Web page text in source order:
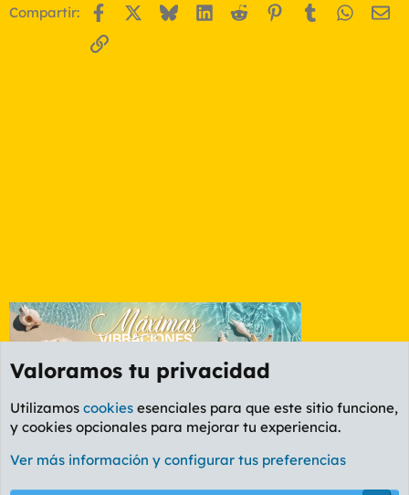
Compartir: Facebook BlueskyLinkedIn
Reddit Pinterest
Tumblr
Enlace
Foro General
Cookies
PL OLDSTYLE AMARILLO
Valoramos tu privacidad
Utilizamos cookies esenciales para que este sitio funcione,
y cookies opcionales para mejorar tu experiencia.
Ver más información y configurar tus preferencias